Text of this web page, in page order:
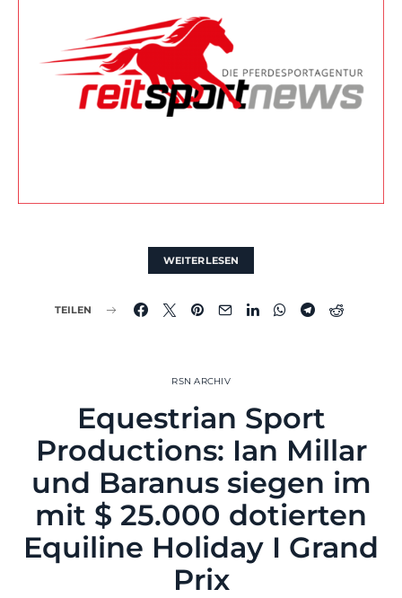
WEITERLESEN
TEILEN
RSN ARCHIV
Equestrian Sport
Productions: Ian Millar
und Baranus siegen im
mit $ 25.000 dotierten
Equiline Holiday I Grand
Prix